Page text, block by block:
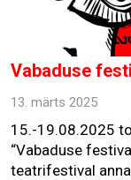
Vabaduse
13. märts 2025
15.-19.08.2025
“Vabaduse
teatrifestival